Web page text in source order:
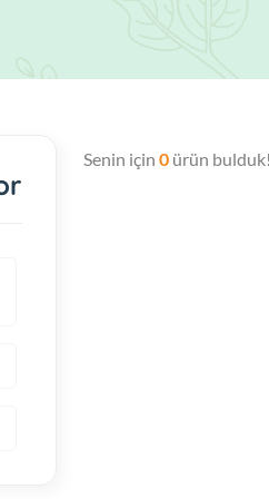
Senin için 0ürün